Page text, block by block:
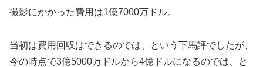
撮影にかかった費用は1億7000万ドル。
当初は費用回収はできるのでは、という下馬評でしたが、
今の時点で3億5000万ドルから4億ドルになるのでは、と